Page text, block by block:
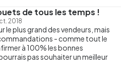
de tous les temps !
2018
le plus grand des vendeurs, mais
- comme tout le
à 100% les bonnes
pas souhaiter un meilleur